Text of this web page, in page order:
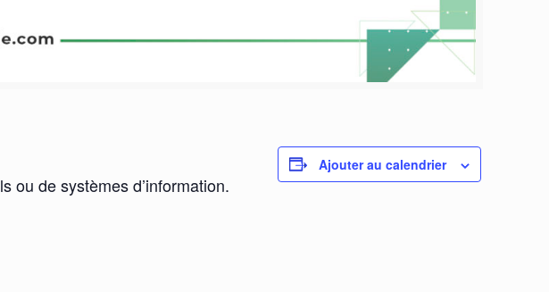
ou de systèmes d’information.
Ajouter au calendrier